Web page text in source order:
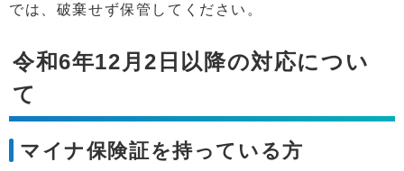
では、破棄せず保管してください。
令和6年12月2日以降の対応につい
て
マイナ保険証を持っている方